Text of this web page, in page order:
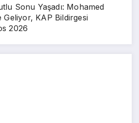
Sonu Yaşadı: Mohamed
Geliyor, KAP Bildirgesi
2026